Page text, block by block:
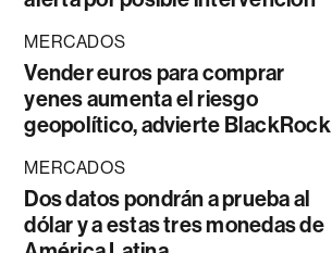
MERCADOS
Vender euros para comprar
yenes aumenta el riesgo
geopolítico, advierte BlackRock
MERCADOS
Dos datos pondrán a prueba al
dólar y a estas tres monedas de